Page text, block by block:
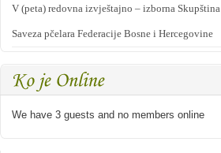
V (peta) redovna izvještajno – izborna Skupština
Saveza pčelara Federacije Bosne i Hercegovine
We have 3 guests and no members online